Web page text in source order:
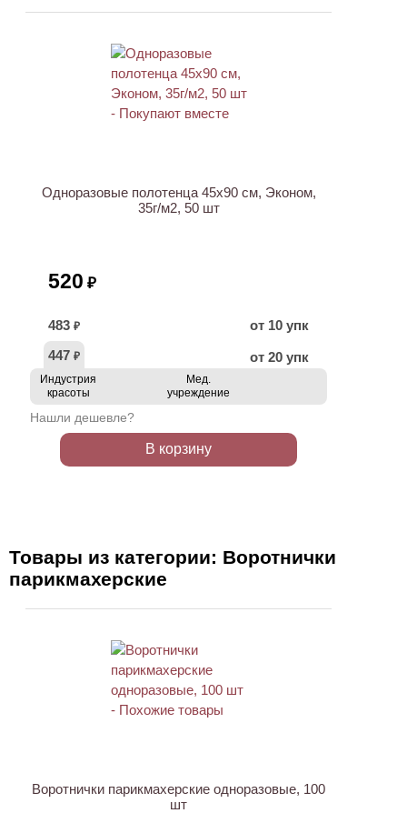
Одноразовые полотенца 45х90 см, Эконом,
35г/м2, 50 шт
520 ₽
483 ₽
от 10 упк
447 ₽ от 20 упк
Индустрия
красоты
Мед.
учреждение
Нашли дешевле?
В корзину
Товары из категории: Воротнички
парикмахерские
Воротнички парикмахерские одноразовые, 100
шт